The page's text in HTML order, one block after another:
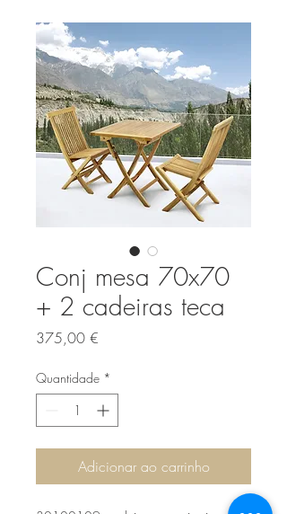
Conj mesa 70x70
+ 2 cadeiras teca
375,00 €
Quantidade *
Adicionar ao carrinho